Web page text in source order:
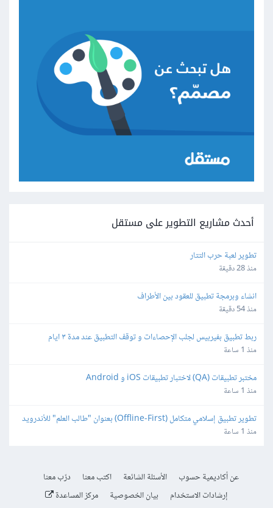
أحدث مشاريع التطوير على مستقل
تطوير لعبة حرب التتار
منذ 28 دقيقة
انشاء وبرمجة تطبيق للعقود بين الأطراف
منذ 54 دقيقة
ربط تطبيق بفيربيس لجلب الإحصاءات و توقف التطبيق عند مدة ٣ ايام
منذ 1 ساعة
مختبر تطبيقات (QA) لاختبار تطبيقات iOS و Android
منذ 1 ساعة
و iOS
منذ 1 ساعة
عن أكاديمية حسوب الأسئلة الشائعة اكتب معنا
درّب معنا
إرشادات الاستخدام
بيان الخصوصية مركز المساعدة